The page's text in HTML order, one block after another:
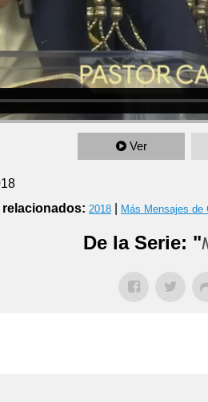
Ver
2018 Más Mensajes de
De la Serie: "